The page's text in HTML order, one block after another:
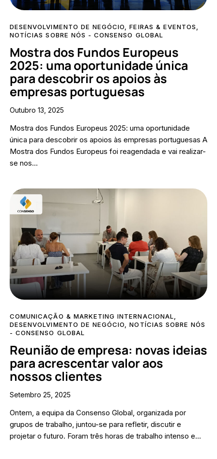
DESENVOLVIMENTO DE NEGÓCIO ,FEIRAS & EVENTOS
NOTÍCIAS SOBRE NÓS - CONSENSO GLOBAL
Mostra dos Fundos Europeus
2025: uma oportunidade única
para descobrir os apoios às
empresas portuguesas
Outubro 13, 2025
Mostra dos Fundos Europeus 2025: uma oportunidade
única para descobrir os apoios às empresas portuguesas A
Mostra dos Fundos Europeus foi reagendada e vai realizar-
se nos…
COMUNICAÇÃO & MARKETING INTERNACIONAL
DESENVOLVIMENTO DE NEGÓCIO ,NOTÍCIAS SOBRE NÓS
- CONSENSO GLOBAL
Reunião de empresa: novas ideias
para acrescentar valor aos
nossos clientes
Setembro 25, 2025
Ontem, a equipa da Consenso Global, organizada por
grupos de trabalho, juntou-se para refletir, discutir e
projetar o futuro. Foram três horas de trabalho intenso e…